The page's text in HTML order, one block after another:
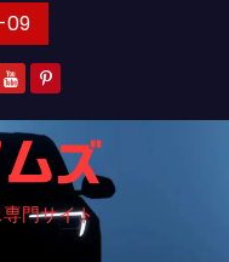
ズ
門サイト